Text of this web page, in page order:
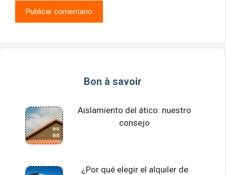
Bon à savoir
Aislamiento del ático: nuestro
consejo
¿Por qué elegir el alquiler de